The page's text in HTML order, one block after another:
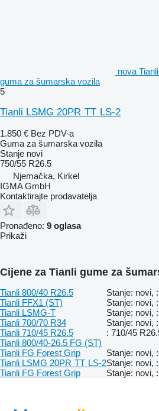
nova
guma za šumarska vozila
5
Tianli LSMG 20PR TT LS-2
1.850 € Bez PDV-a
Guma za šumarska vozila
Stanje novi
750/55 R26.5
Njemačka, Kirkel
IGMA GmbH
Kontaktirajte prodavatelja
Pronađeno: 9 oglasa
Prikaži
Cijene za Tianli gume za
Tianli 800/40 R26.5 Stanje: novi,
Tianli FFX1 (ST)
Stanje: novi,
Tianli LSMG-T
Stanje: novi,
Tianli 700/70 R34
Stanje: novi,
Tianli 710/45 R26.5
: 710/45
Tianli 800/40-26.5 FG (ST)
Tianli FG Forest Grip
Stanje: novi,
Tianli LSMG 20PR TT LS-2Stanje: novi,
Tianli FG Forest Grip
Stanje: novi,